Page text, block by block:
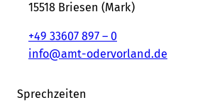
15518 Briesen (Mark)
+49 33607 897 – 0
info@amt-odervorland.de
Sprechzeiten